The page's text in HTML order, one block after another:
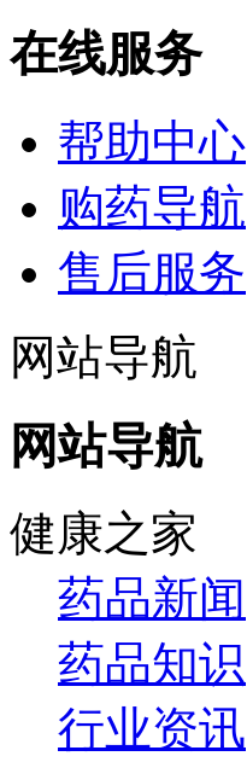
在线服务
帮助中心
购药导航
售后服务
网站导航
网站导航
健康之家
药品新闻
药品知识
行业资讯